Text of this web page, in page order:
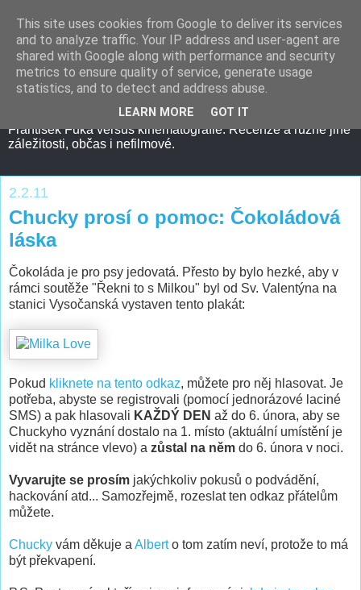
František Fuka versus kinematografie. Recenze a různé jiné
záležitosti, občas i nefilmové.
2.2.11
Chucky prosí o pomoc: Čokoládová
láska
Čokoláda je pro psy jedovatá. Přesto by bylo hezké, aby v
rámci soutěže "Řekni to s Milkou" byl od Sv. Valentýna na
stanici Vysočanská vystaven tento plakát:
Pokud kliknete na tento odkaz, můžete pro něj hlasovat. Je
potřeba, abyste se registrovali (pomocí jednorázové laciné
SMS) a pak hlasovali KAŽDÝ DEN až do 6. února, aby se
Chuckyho vyznání dostalo na 1. místo (aktuální umístění je
vidět na stránce vlevo) a zůstal na něm do 6. února v noci.
Vyvarujte se prosím jakýchkoliv pokusů o podvádění,
hackování atd... Samozřejmě, rozeslat ten odkaz přátelům
můžete.
Chucky vám děkuje a Alberto tom zatím neví, protože to má
být překvapení.
This site uses cookies from Google to deliver its services
and to analyze traffic. Your IP address and user-agent are
shared with Google along with performance and security
metrics to ensure quality of service, generate usage
statistics, and to detect and address abuse.
LEARN MORE GOT IT